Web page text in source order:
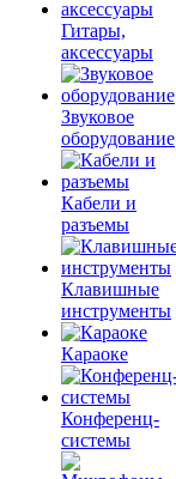
Гитары,
аксессуары
Звуковое
оборудование
Кабели и
разъемы
Клавишные
инструменты
Караоке
Конференц-
системы